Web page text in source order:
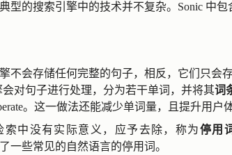
型的搜索引擎中的技术并不复杂。Sonic 中包
不会存储任何完整的句子，相反，它们只会
对句子进行处理，分为若干单词，并将其词
。这一做法还能减少单词量，且提升用户体
索中没有实际意义，应予去除，称为停用
一些常见的自然语言的停用词。